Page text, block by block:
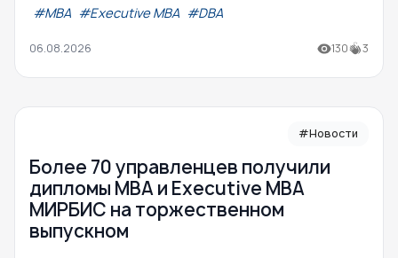
#МВА #Executive MBA #DBA
06.08.2026 130 3
#Новости
Более 70 управленцев получили
дипломы MBA и Executive MBA
МИРБИС на торжественном
выпускном